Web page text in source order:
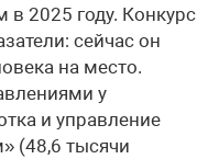
2025 году. Конкурс
сейчас он
на место.
у
и управление
(48,6 тысячи